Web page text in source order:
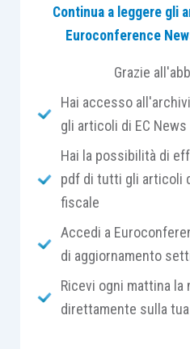
Il caso sottoposto
mezzo delservizio
esito negativo per lo
destinatario”e pertanto
l’ausilio dell’ ufficiale
confermando la
postale, rilevava che
uno stabile sprovvisto di
figurasse il nome del
quindivane le ricerche
Continua a leggere gli
Euroconference
Grazie
Hai accesso
gli articoli di EC
Hai la possibilità di
pdf di tutti gli articoli
fiscale
Accedi a
di aggiornamento
Ricevi ogni mattina
direttamente sulla